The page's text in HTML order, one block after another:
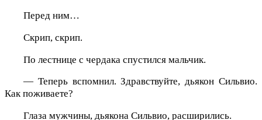
Перед ним…
Скрип, скрип.
По лестнице с чердака спустился мальчик.
— Теперь вспомнил. Здравствуйте, дьякон Сильвио.
Как поживаете?
Глаза мужчины, дьякона Сильвио, расширились.